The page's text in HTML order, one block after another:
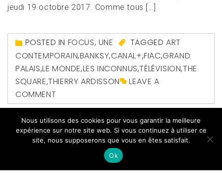
jeudi 19 octobre 2017. Comme tous […]
POSTED IN FOCUS, UNE TAGGEDART
CONTEMPORAIN,BANKSY,CANAL+,FIAC,GRAND
PALAIS,LE MONDE,LES INCONNUS,TÉLÉVISION,THE
SQUARE,THIERRY ARDISSON
LEAVE A
COMMENT
Nous utilisons des cookies pour vous garantir la meilleure
expérience sur notre site web. Si vous continuez à utiliser ce
site, nous supposerons que vous en êtes satisfait.
Ok